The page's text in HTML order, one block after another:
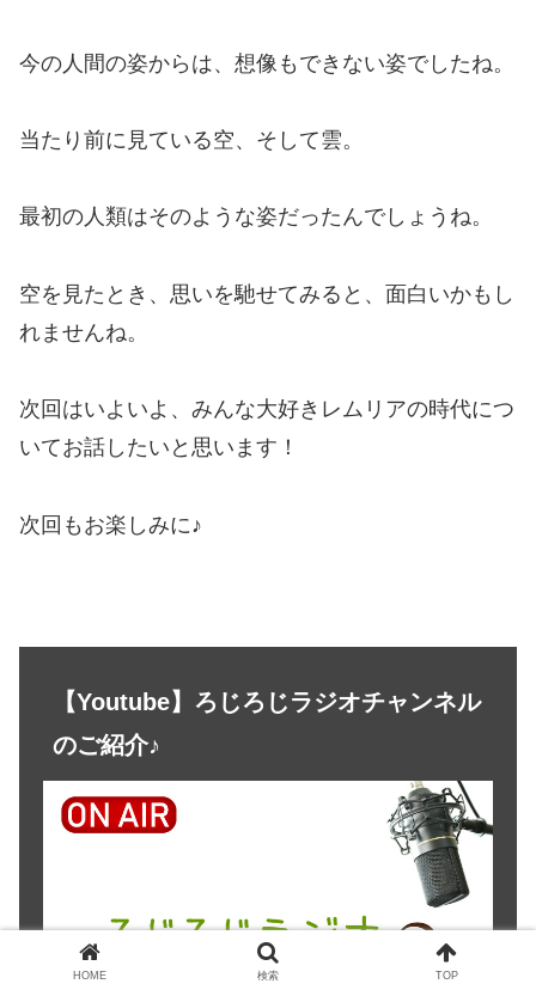
今の人間の姿からは、想像もできない姿でしたね。
当たり前に見ている空、そして雲。
最初の人類はそのような姿だったんでしょうね。
空を見たとき、思いを馳せてみると、面白いかもし
れませんね。
次回はいよいよ、みんな大好きレムリアの時代につ
いてお話したいと思います！
次回もお楽しみに♪
【Youtube】ろじろじラジオチャンネル
のご紹介♪
HOME 検索 TOP